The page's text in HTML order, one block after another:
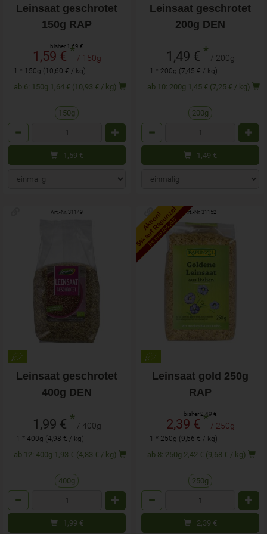
Leinsaat geschrotet
150g RAP
bisher 1,69 €
1,59 € * / 150g
1 * 150g (10,60 € / kg)
ab 6: 150g 1,64 € (10,93 € / kg)
150g
1,59 €
Leinsaat geschrotet
200g DEN
1,49 € * / 200g
1 * 200g (7,45 € / kg)
ab 10: 200g 1,45 € (7,25 € / kg)
200g
1,49 €
Art.-Nr. 31149
Leinsaat geschrotet
400g DEN
1,99 € * / 400g
1 * 400g (4,98 € / kg)
ab 12: 400g 1,93 € (4,83 € / kg)
400g
1,99 €
Aktion!
5% auf Rapunzel
bis zum 16.6.2027
Art.-Nr. 31152
Leinsaat gold 250g
RAP
bisher 2,49 €
2,39 €* / 250g
1 * 250g (9,56 € / kg)
ab 8: 250g 2,42 € (9,68 € / kg)
250g
2,39 €